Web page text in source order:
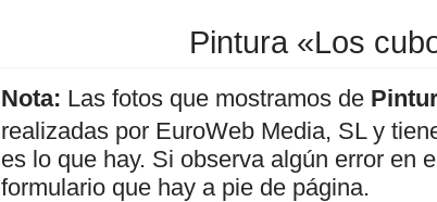
Pintura «Los
Nota: Las fotos que mostramos de
realizadas por EuroWeb Media, SL y
es lo que hay. Si observa algún error en
formulario que hay a pie de página.